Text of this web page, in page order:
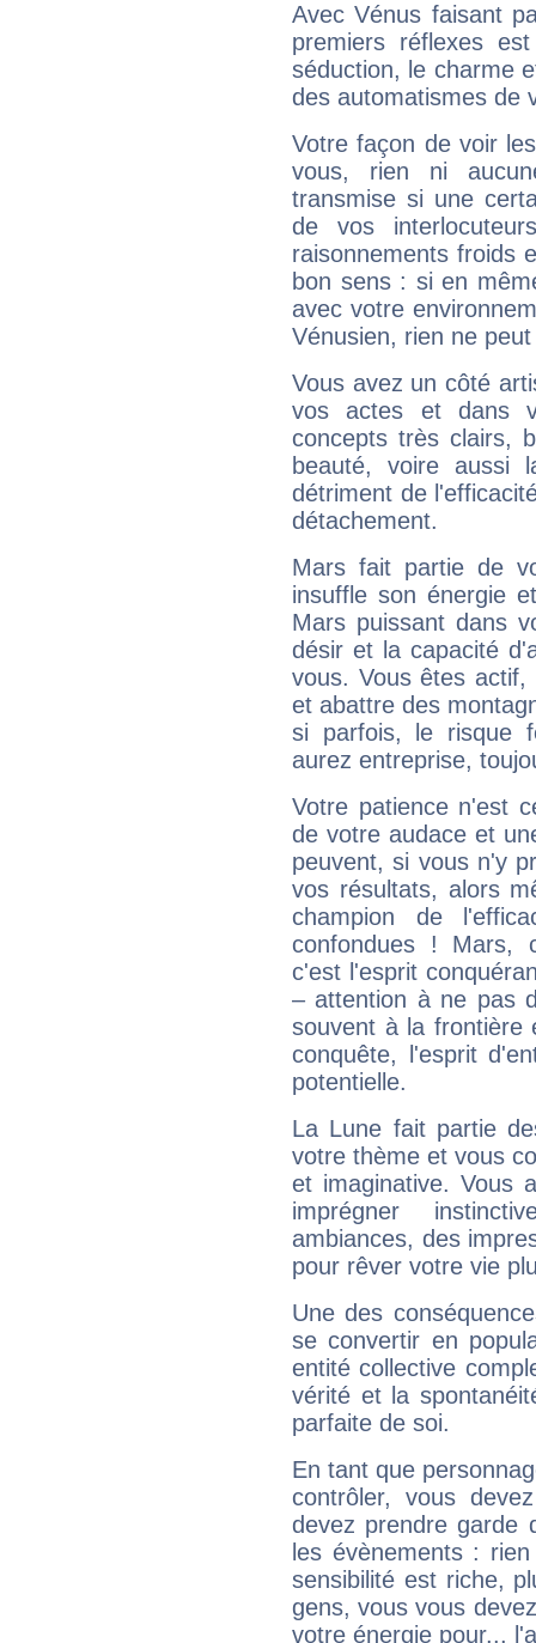
Avec Vénus faisant
premiers réflexes
séduction, le charme
des automatismes de
Votre façon de voir
vous, rien ni
transmise si une
de vos
raisonnements froids
bon sens : si en
avec votre
Vénusien, rien ne
Vous avez un côté
vos actes et dans
concepts très clairs,
beauté, voire aussi
détriment de
détachement.
Mars fait partie de
insuffle son énergie
Mars puissant dans
désir et la capacité
vous. Vous êtes
et abattre des
si parfois, le risque
aurez entreprise,
Votre patience n'est
de votre audace et
peuvent, si vous n'y
vos résultats, alors
champion de
confondues ! Mars,
c'est l'esprit
– attention à ne pas
souvent à la frontière
conquête, l'esprit
potentielle.
La Lune fait partie
votre thème et vous
et imaginative. Vous
imprégner
ambiances, des
pour rêver votre vie
Une des
se convertir en
entité collective
vérité et la
parfaite de soi.
En tant que
contrôler, vous
devez prendre garde
les évènements :
sensibilité est riche,
gens, vous vous
votre énergie pour...